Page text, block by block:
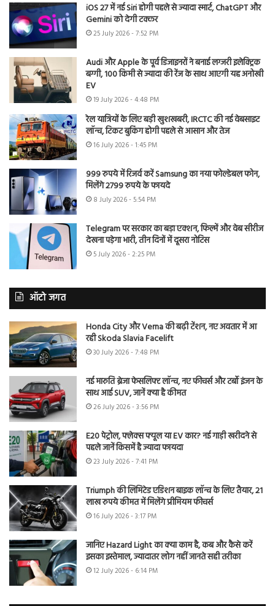
iOS 27 में नई Siri होगी पहले से ज्यादा स्मार्ट, ChatGPT और
Gemini को देगी टक्कर
25 July 2026 - 7:52 PM
Audi और Apple के पूर्व डिजाइनरों ने बनाई लग्जरी इलेक्ट्रिक
बग्गी, 100 किमी से ज्यादा की रेंज के साथ आएगी यह अनोखी
EV
19 July 2026 - 4:48 PM
रेल यात्रियों के लिए बड़ी खुशखबरी, IRCTC की नई वेबसाइट
लॉन्च, टिकट बुकिंग होगी पहले से आसान और तेज
16 July 2026 - 1:45 PM
999 रुपये में रिजर्व करें Samsung का नया फोल्डेबल फोन,
मिलेंगे 2799 रुपये के फायदे
8 July 2026 - 5:54 PM
Telegram पर सरकार का बड़ा एक्शन, फिल्में और वेब सीरीज
देखना पड़ेगा भारी, तीन दिनों में दूसरा नोटिस
5 July 2026 - 2:25 PM
ऑटो जगत
Honda City और Verna की बढ़ी टेंशन, नए अवतार में आ
रही Skoda Slavia Facelift
30 July 2026 - 7:48 PM
नई मारुति ब्रेजा फेसलिफ्ट लॉन्च, नए फीचर्स और टर्बो इंजन के
साथ आई SUV, जानें क्या है कीमत
26 July 2026 - 3:56 PM
E20 पेट्रोल, फ्लेक्स फ्यूल या EV कार? नई गाड़ी खरीदने से
पहले जानें किसमें है ज्यादा फायदा
23 July 2026 - 7:41 PM
Triumph की लिमिटेड एडिशन बाइक लॉन्च के लिए तैयार, 21
लाख रुपये कीमत में मिलेंगे प्रीमियम फीचर्स
16 July 2026 - 3:17 PM
जानिए Hazard Light का क्या काम है, कब और कैसे करें
इसका इस्तेमाल, ज्यादातर लोग नहीं जानते सही तरीका
12 July 2026 - 6:14 PM